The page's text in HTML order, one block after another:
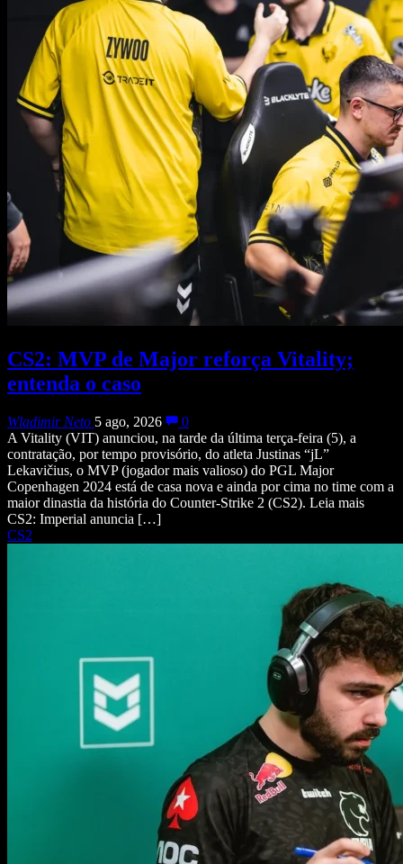
CS2: MVP de Major reforça Vitality;
entenda o caso
Wladimir Neto 5 ago, 2026
0
A Vitality (VIT) anunciou, na tarde da última terça-feira (5), a
contratação, por tempo provisório, do atleta Justinas “jL”
Lekavičius, o MVP (jogador mais valioso) do PGL Major
Copenhagen 2024 está de casa nova e ainda por cima no time com a
maior dinastia da história do Counter-Strike 2 (CS2). Leia mais
CS2: Imperial anuncia […]
CS2